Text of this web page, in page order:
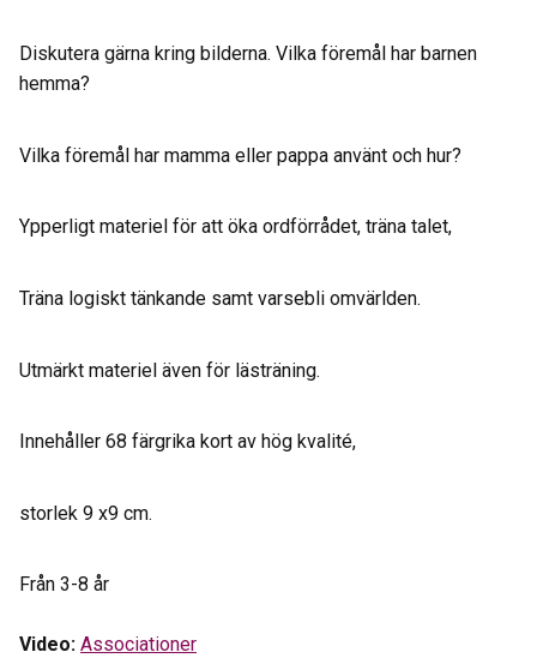
Diskutera gärna kring bilderna. Vilka föremål har barnen
hemma?
Vilka föremål har mamma eller pappa använt och hur?
Ypperligt materiel för att öka ordförrådet, träna talet,
Träna logiskt tänkande samt varsebli omvärlden.
Utmärkt materiel även för lästräning.
Innehåller 68 färgrika kort av hög kvalité,
storlek 9 x9 cm.
Från 3-8 år
Video: Associationer